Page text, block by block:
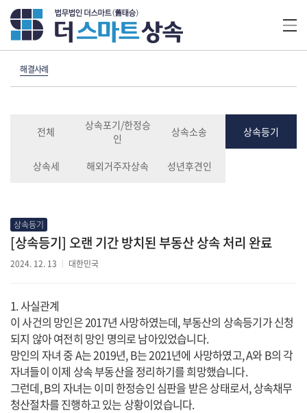
해결사례
전체
상속포기/한정승
인
상속소송 상속등기
상속세 해외거주자상속 성년후견인
상속등기
[상속등기] 오랜 기간 방치된 부동산 상속 처리 완료
2024. 12. 13 대한민국
1. 사실관계
이 사건의 망인은 2017년 사망하였는데, 부동산의 상속등기가 신청
되지 않아 여전히 망인 명의로 남아있었습니다.
망인의 자녀 중 A는 2019년, B는 2021년에 사망하였고, A와 B의 각
자녀들이 이제 상속 부동산을 정리하기를 희망했습니다.
그런데, B의 자녀는 이미 한정승인 심판을 받은 상태로서, 상속채무
청산절차를 진행하고 있는 상황이었습니다.